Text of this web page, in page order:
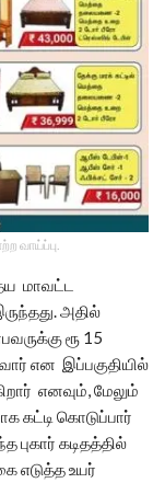
வாய்ப்பு.
மாவட்ட
அதில்
ரூ 15
என இப்பகுதியில்
எனவும், மேலும்
கட்டி கொடுப்பார்
கடிதத்தில்
எடுத்த உயர்